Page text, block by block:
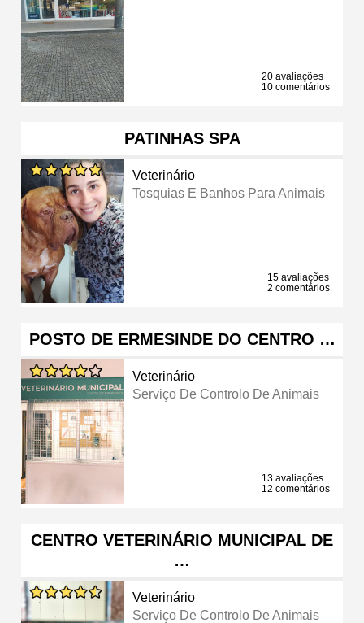
20 avaliações
10 comentários
PATINHAS SPA
Veterinário
Tosquias E Banhos Para Animais
15 avaliações
2 comentários
POSTO DE ERMESINDE DO CENTRO …
Veterinário
Serviço De Controlo De Animais
13 avaliações
12 comentários
CENTRO VETERINÁRIO MUNICIPAL DE
…
Veterinário
Serviço De Controlo De Animais